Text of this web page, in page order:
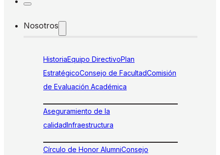
Nosotros
HistoriaEquipo DirectivoPlan
EstratégicoConsejo de FacultadComisión
de Evaluación Académica
Aseguramiento de la
calidadInfraestructura
Círculo de Honor AlumniConsejo